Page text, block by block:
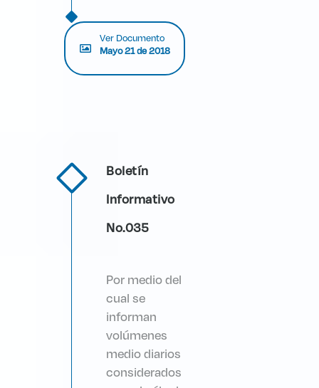
Ver Documento
Mayo 21 de 2018
Boletín
Informativo
No.035
Por medio del
cual se
informan
volúmenes
medio diarios
considerados